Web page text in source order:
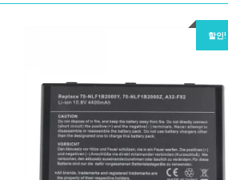
할인!